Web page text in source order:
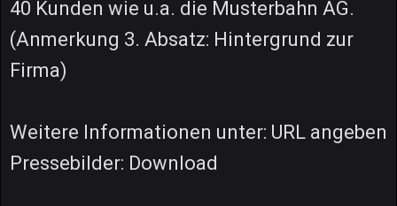
40 Kunden wie u.a. die Musterbahn AG.
(Anmerkung 3. Absatz: Hintergrund zur
Firma)
Weitere Informationen unter: URL angeben
Pressebilder: Download